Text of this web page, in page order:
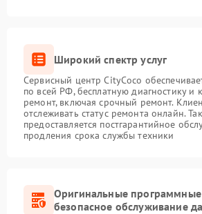
Широкий спектр услуг
Сервисный центр CityCoco
по всей РФ, бесплатную диагностику и
ремонт, включая срочный ремонт.
отслеживать статус ремонта онлайн.
предоставляется постгарантийное
продления срока службы техники
Оригинальные
безопасное обслуживание